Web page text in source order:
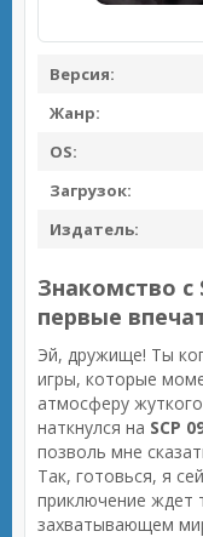
Версия:
Жанр:
OS:
Загрузок:
Издатель:
Знакомство с
первые
Эй, дружище! Ты
игры, которые
атмосферу
наткнулся на SCP
позволь мне
Так, готовься, я
приключение ждет
захватывающем